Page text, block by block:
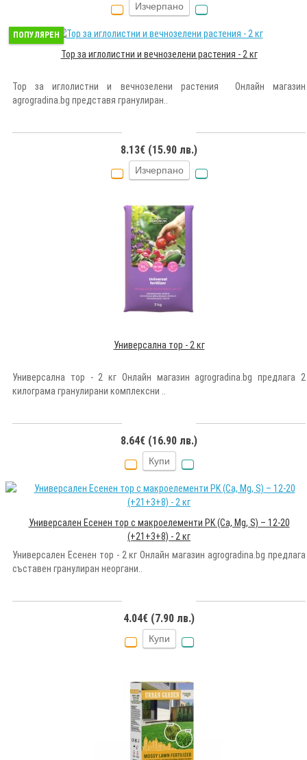
Изчерпано
ПОПУЛЯРЕН
Тор за иглолистни и вечнозелени растения - 2 кг
Тор за иглолистни и вечнозелени растения Онлайн магазин
agrogradina.bg представя гранулиран..
8.13€ (15.90 лв.)
Изчерпано
Универсална тор - 2 кг
Универсална тор - 2 кг Онлайн магазин agrogradina.bg предлага 2
килограма гранулирани комплексни ..
8.64€ (16.90 лв.)
Купи
Универсален Есенен тор с макроелементи PK (Ca, Mg, S) – 12-20
(+21+3+8) - 2 кг
Универсален Есенен тор - 2 кг Онлайн магазин agrogradina.bg предлага
съставен гранулиран неоргани..
4.04€ (7.90 лв.)
Купи